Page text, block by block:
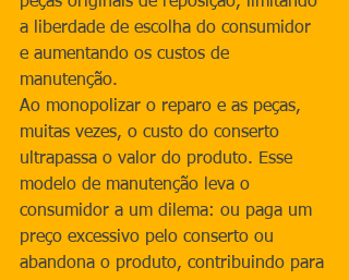
a liberdade de escolha do consumidor
e aumentando os custos de
manutenção.
Ao monopolizar o reparo e as peças,
muitas vezes, o custo do conserto
ultrapassa o valor do produto. Esse
modelo de manutenção leva o
consumidor a um dilema: ou paga um
preço excessivo pelo conserto ou
abandona o produto, contribuindo para